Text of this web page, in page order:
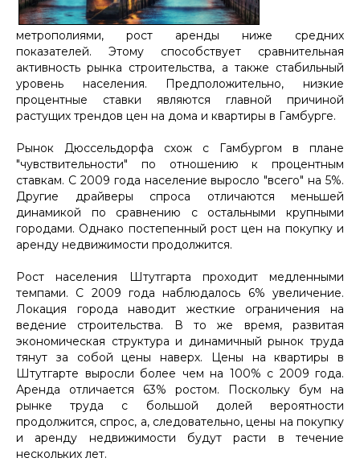
метрополиями, рост аренды ниже средних
показателей. Этому способствует сравнительная
активность рынка строительства, а также стабильный
уровень населения. Предположительно, низкие
процентные ставки являются главной причиной
растущих трендов цен на дома и квартиры в Гамбурге.
Рынок Дюссельдорфа схож с Гамбургом в плане
"чувствительности" по отношению к процентным
ставкам. С 2009 года население выросло "всего" на 5%.
Другие драйверы спроса отличаются меньшей
динамикой по сравнению с остальными крупными
городами. Однако постепенный рост цен на покупку и
аренду недвижимости продолжится.
Рост населения Штутгарта проходит медленными
темпами. С 2009 года наблюдалось 6% увеличение.
Локация города наводит жесткие ограничения на
ведение строительства. В то же время, развитая
экономическая структура и динамичный рынок труда
тянут за собой цены наверх. Цены на квартиры в
Штутгарте выросли более чем на 100% с 2009 года.
Аренда отличается 63% ростом. Поскольку бум на
рынке труда с большой долей вероятности
продолжится, спрос, а, следовательно, цены на покупку
и аренду недвижимости будут расти в течение
нескольких лет.